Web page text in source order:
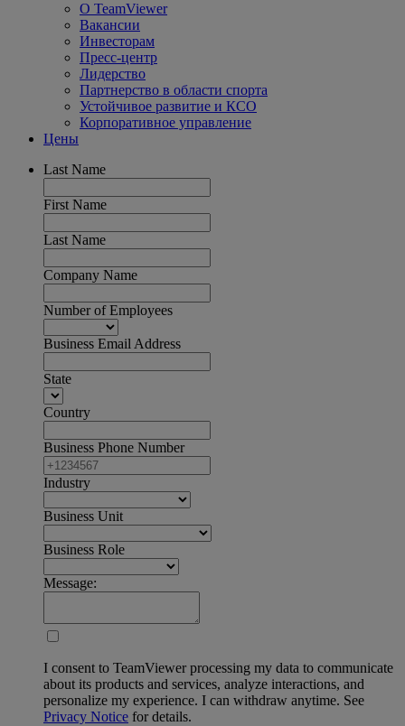
О TeamViewer
Вакансии
Инвесторам
Пресс-центр
Лидерство
Партнерство в области спорта
Устойчивое развитие и КСО
Корпоративное управление
Цены
Last Name
First Name
Last Name
Company Name
Number of Employees
Business Email Address
State
Country
Business Phone Number
Industry
Business Unit
Business Role
Message:
I consent to TeamViewer processing my data to communicate
about its products and services, analyze interactions, and
personalize my experience. I can withdraw anytime. See
Privacy Notice for details.